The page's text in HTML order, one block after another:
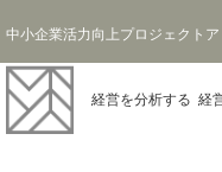
中小企業活力向上プロジェクト
経営を分析する 経